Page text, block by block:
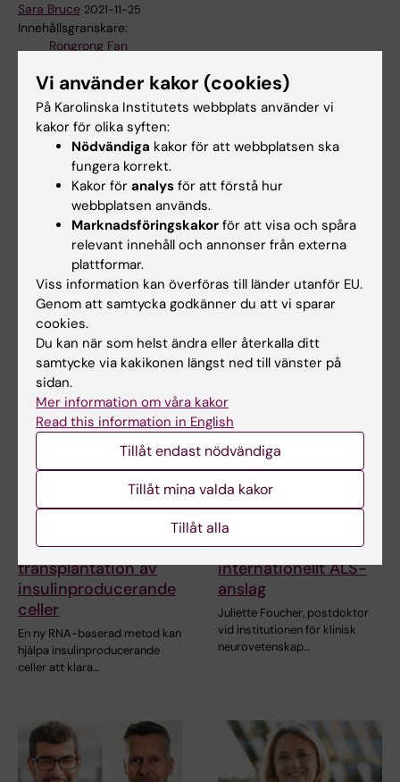
Sara Bruce 2021-11-25
Innehållsgranskare:
Rongrong Fan
Dela
Mer om det här ämnet
Mer om Rongrong Fans forskning på KI (på
engelska)
Relaterade artiklar
5 aug 2026
RNA-teknik förbättrar
resultaten vid
transplantation av
insulinproducerande
celler
En ny RNA-baserad metod kan
hjälpa insulinproducerande
celler att klara…
27 jul 2026
Juliette Foucher
tilldelas prestigefyllt
internationellt ALS-
anslag
Juliette Foucher, postdoktor
vid institutionen för klinisk
neurovetenskap…
Vi använder kakor (cookies)
På Karolinska Institutets webbplats använder vi
kakor för olika syften:
Nödvändiga kakor för att webbplatsen ska
fungera korrekt.
Kakor för analys för att förstå hur
webbplatsen används.
Marknadsföringskakor för att visa och spåra
relevant innehåll och annonser från externa
plattformar.
Viss information kan överföras till länder utanför EU.
Genom att samtycka godkänner du att vi sparar
cookies.
Du kan när som helst ändra eller återkalla ditt
samtycke via kakikonen längst ned till vänster på
sidan.
Mer information om våra kakor
Read this information in English
Tillåt endast nödvändiga
Tillåt mina valda kakor
Tillåt alla